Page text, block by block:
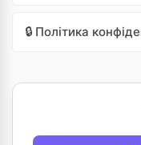
🔒 Політика